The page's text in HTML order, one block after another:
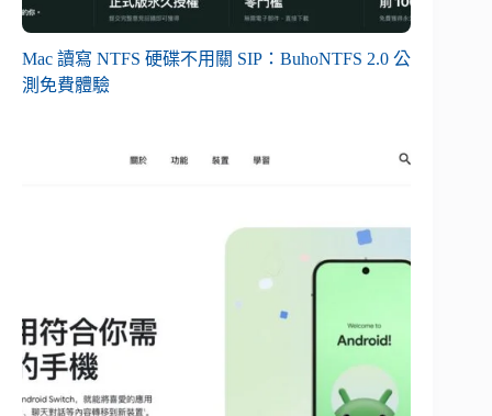
Mac 讀寫 NTFS 硬碟不用關 SIP：BuhoNTFS 2.0 公
測免費體驗